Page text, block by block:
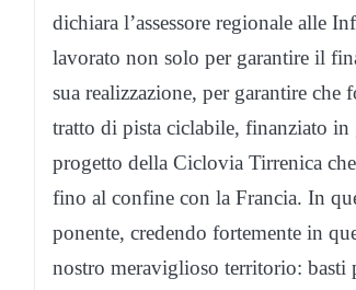
dichiara l’assessore regionale alle
lavorato non solo per garantire il
sua realizzazione, per garantire
tratto di pista ciclabile, finanziato
progetto della Ciclovia Tirrenica
fino al confine con la Francia. In
ponente, credendo fortemente in
nostro meraviglioso territorio: basti